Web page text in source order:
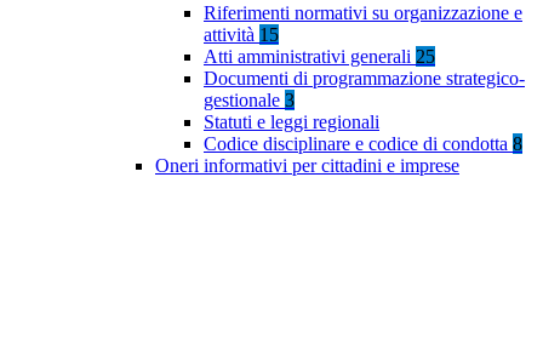
Riferimenti normativi su organizzazione e
attività 15
Atti amministrativi generali 25
Documenti di programmazione strategico-
gestionale 3
Statuti e leggi regionali
Codice disciplinare e codice di condotta 8
Oneri informativi per cittadini e imprese